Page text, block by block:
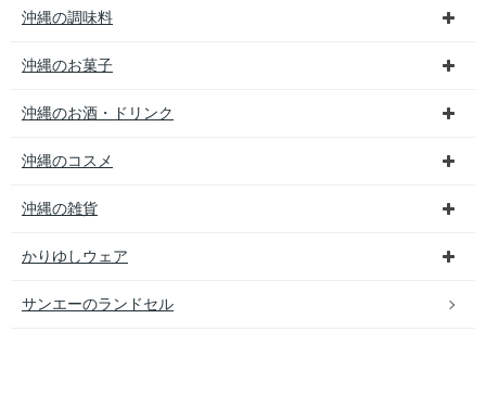
沖縄の調味料
沖縄のお菓子
沖縄のお酒・ドリンク
沖縄のコスメ
沖縄の雑貨
かりゆしウェア
サンエーのランドセル